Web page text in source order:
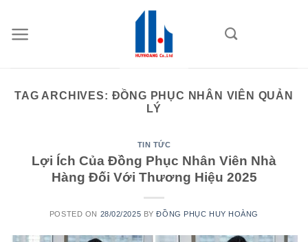
content
TAG ARCHIVES: ĐỒNG PHỤC NHÂN VIÊN QUẢN
LÝ
TIN TỨC
Lợi Ích Của Đồng Phục Nhân Viên Nhà
Hàng Đối Với Thương Hiệu 2025
POSTED ON 28/02/2025 BYĐỒNG PHỤC HUY HOÀNG